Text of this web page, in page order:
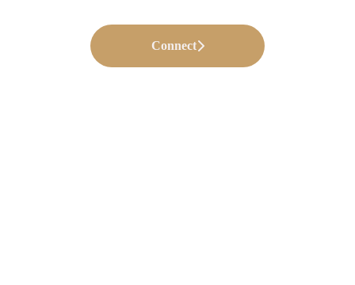
Connect